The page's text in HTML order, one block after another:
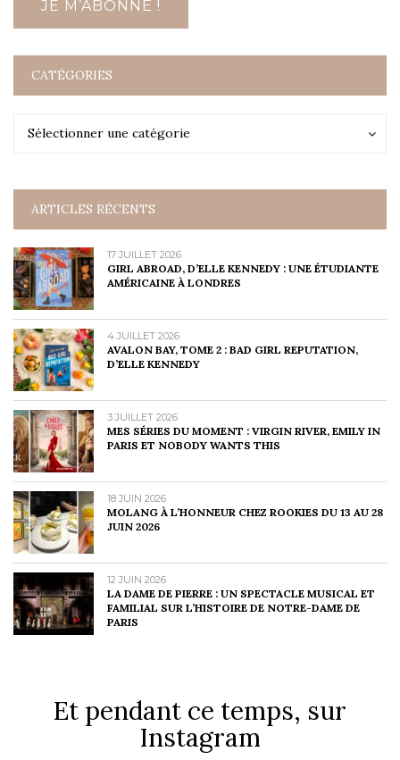
CATÉGORIES
Sélectionner une catégorie
Catégories
ARTICLES RÉCENTS
17 JUILLET 2026
GIRL ABROAD, D’ELLE KENNEDY : UNE ÉTUDIANTE
AMÉRICAINE À LONDRES
4 JUILLET 2026
AVALON BAY, TOME 2 : BAD GIRL REPUTATION,
D’ELLE KENNEDY
3 JUILLET 2026
MES SÉRIES DU MOMENT : VIRGIN RIVER, EMILY IN
PARIS ET NOBODY WANTS THIS
18 JUIN 2026
MOLANG À L’HONNEUR CHEZ ROOKIES DU 13 AU 28
JUIN 2026
12 JUIN 2026
LA DAME DE PIERRE : UN SPECTACLE MUSICAL ET
FAMILIAL SUR L’HISTOIRE DE NOTRE-DAME DE
PARIS
Et pendant ce temps, sur
Instagram